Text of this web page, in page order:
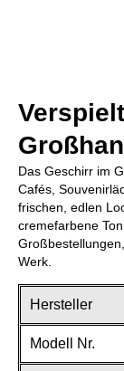
Das Geschirr im
Cafés,
frischen, edlen
cremefarbene
Werk.
Hersteller
Modell Nr.